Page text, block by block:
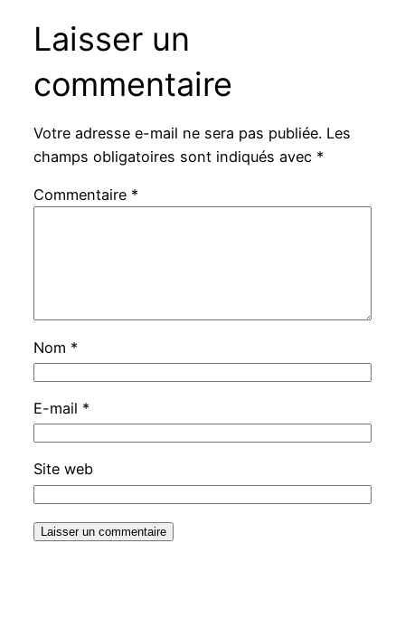
Laisser un
commentaire
Votre adresse e-mail ne sera pas publiée. Les
champs obligatoires sont indiqués avec *
Commentaire *
Nom *
E-mail *
Site web